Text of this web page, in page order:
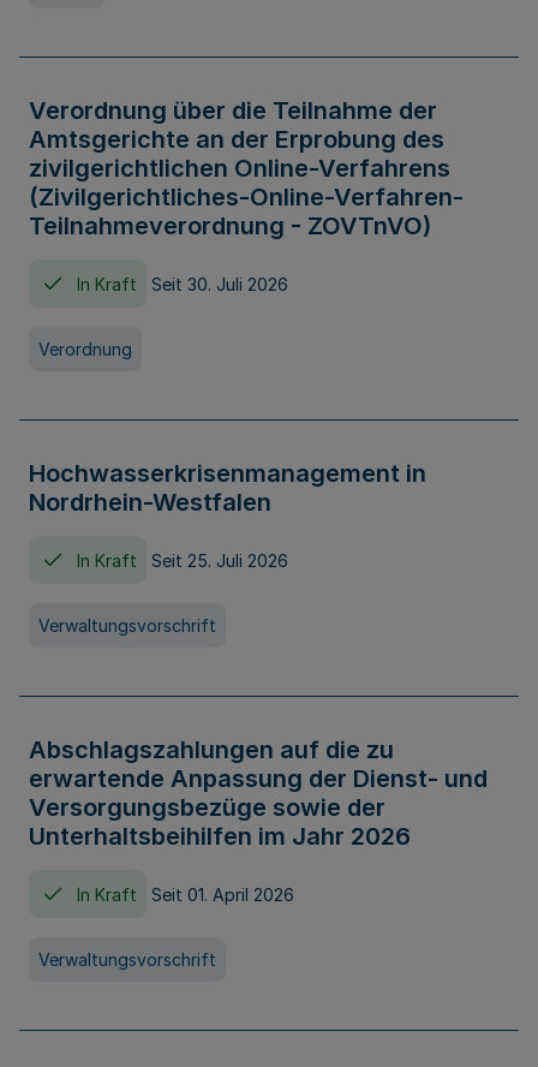
Verordnung über die Teilnahme der
Amtsgerichte an der Erprobung des
zivilgerichtlichen Online-Verfahrens
(Zivilgerichtliches-Online-Verfahren-
Teilnahmeverordnung - ZOVTnVO)
In Kraft Seit 30. Juli 2026
Verordnung
Hochwasserkrisenmanagement in
Nordrhein-Westfalen
In Kraft Seit 25. Juli 2026
Verwaltungsvorschrift
Abschlagszahlungen auf die zu
erwartende Anpassung der Dienst- und
Versorgungsbezüge sowie der
Unterhaltsbeihilfen im Jahr 2026
In Kraft Seit 01. April 2026
Verwaltungsvorschrift